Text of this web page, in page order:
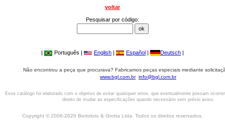
voltar
Pesquisar por código:
| Português | English | Español | Deutsch |
Não encontrou a peça que procurava? Fabricamos peças especiais mediante
www.bgl.com.br info@bgl.com.br
Esse catálogo foi elaborado com o objetivo de evitar quaisquer erros, que eventualmente possam
direito de mudar as especificações quando necessário sem prévio aviso.
Copyright © 2006-2026 Bertoloto & Grotta Ltda. Todos os direitos reservados.